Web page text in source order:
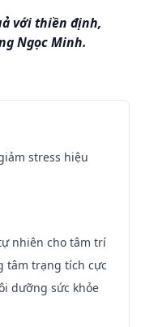
với thiền định,
Ngọc Minh.
stress hiệu
nhiên cho tâm trí
tâm trạng tích cực
dưỡng sức khỏe